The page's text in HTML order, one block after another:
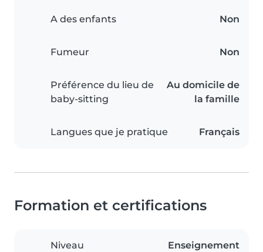
A des enfants Non
Fumeur Non
Préférence du lieu de
baby-sitting
Au domicile de
la famille
Langues que je pratique Français
Formation et certifications
Niveau
Enseignement